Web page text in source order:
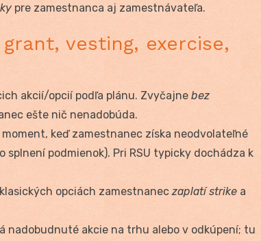
pre zamestnanca aj zamestnávateľa.
vesting, exercise,
akcií/opcií podľa plánu. Zvyčajne bez
ešte nič nenadobúda.
moment, keď zamestnanec získa neodvolateľné
splnení podmienok). Pri RSU typicky dochádza k
opciách zamestnanec zaplatí strike a
nadobudnuté akcie na trhu alebo v odkúpení; tu